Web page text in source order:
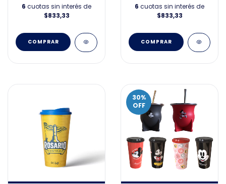
6 cuotas sin interés de
$833,33
6 cuotas sin interés de
$833,33
30%
OFF